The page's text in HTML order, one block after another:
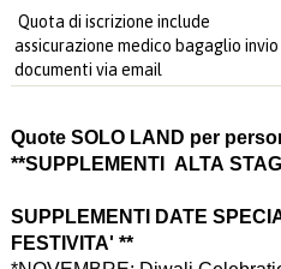
Quota di iscrizione include
assicurazione medico bagaglio invio
documenti via email
Quote SOLO LAND per
**SUPPLEMENTI ALTA
SUPPLEMENTI DATE
FESTIVITA' **